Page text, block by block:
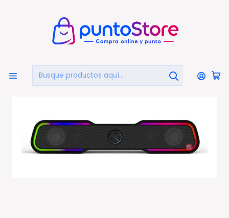
Inicio PUNTO GAMER Parlantes Gamer
Parlante Gamer Barra De Sonido 6w Led Multicolor Hp -
Ps